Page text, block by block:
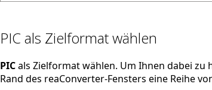
PIC als Zielformat wählen
PICals Zielformat wählen. Um Ihnen dabei zu
Rand des reaConverter-Fensters eine Reihe